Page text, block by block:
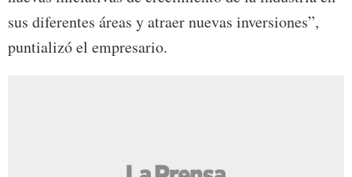
sus diferentes áreas y atraer nuevas inversiones”,
puntializó el empresario.